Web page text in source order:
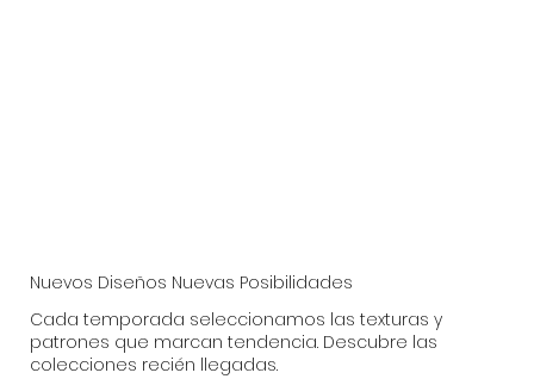
Nuevos Diseños Nuevas Posibilidades
Cada temporada seleccionamos las texturas y
patrones que marcan tendencia. Descubre las
colecciones recién llegadas.